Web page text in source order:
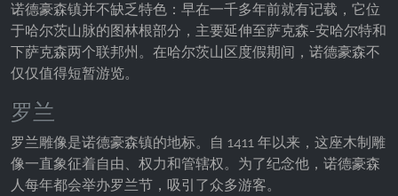
诺德豪森镇并不缺乏特色：早在一千多年前就有记载，它位
于哈尔茨山脉的图林根部分，主要延伸至萨克森-安哈尔特和
下萨克森两个联邦州。在哈尔茨山区度假期间，诺德豪森不
仅仅值得短暂游览。
罗兰
罗兰雕像是诺德豪森镇的地标。自 1411 年以来，这座木制雕
像一直象征着自由、权力和管辖权。为了纪念他，诺德豪森
人每年都会举办罗兰节，吸引了众多游客。
营销cookies被第三方用来显示个性化的广告。它们
通过跟踪各网站的访问者来实现这一目的。
Facebook Pixel
_fbp, fr, _fbq, fbq
Provider:
Facebook Ireland Ltd.